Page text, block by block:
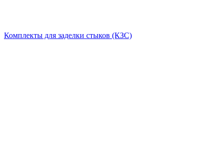
Комплекты для заделки стыков (КЗС)